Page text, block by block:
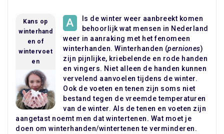
Kans op
winterhand
en of
wintervoet
en
A
ls de winter weer aanbreekt komen
behoorlijk wat mensen in Nederland
weer in aanraking met het fenomeen
winterhanden. Winterhanden (perniones)
zijn pijnlijke, kriebelende en rode handen
en vingers. Niet alleen de handen kunnen
vervelend aanvoelen tijdens de winter.
Ook de voeten en tenen zijn soms niet
bestand tegen de vreemde temperaturen
van de winter. Als de tenen en voeten zijn
aangetast noemt men dat wintertenen. Wat moet je
doen om winterhanden/wintertenen te verminderen.